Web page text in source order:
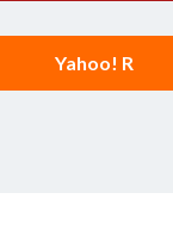
Yahoo! R